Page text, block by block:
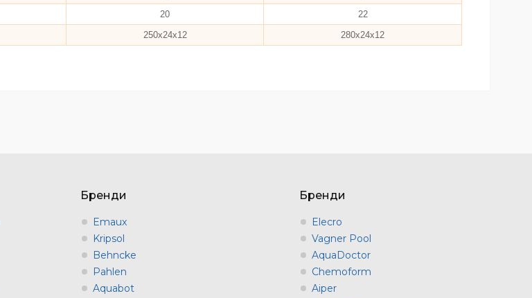
20
22
250х24х12 280х24х12
Бренди
Emaux
Kripsol
Behncke
Pahlen
Aquabot
Бренди
Elecro
Vagner Pool
AquaDoctor
Chemoform
Aiper